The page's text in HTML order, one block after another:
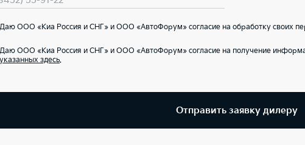
Даю ООО «Киа Россия и СНГ» и ООО «АвтоФорум» согласие на обработку своих
Даю ООО «Киа Россия и СНГ» и ООО «АвтоФорум» согласие на получение
указанных здесь.
Отправить заявку дилеру